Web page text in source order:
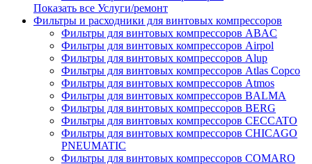
Показать все Услуги/ремонт
Фильтры и расходники для винтовых компрессоров
Фильтры для винтовых компрессоров ABAC
Фильтры для винтовых компрессоров Airpol
Фильтры для винтовых компрессоров Alup
Фильтры для винтовых компрессоров Atlas Copco
Фильтры для винтовых компрессоров Atmos
Фильтры для винтовых компрессоров BALMA
Фильтры для винтовых компрессоров BERG
Фильтры для винтовых компрессоров CECCATO
Фильтры для винтовых компрессоров CHICAGO
PNEUMATIC
Фильтры для винтовых компрессоров COMARO